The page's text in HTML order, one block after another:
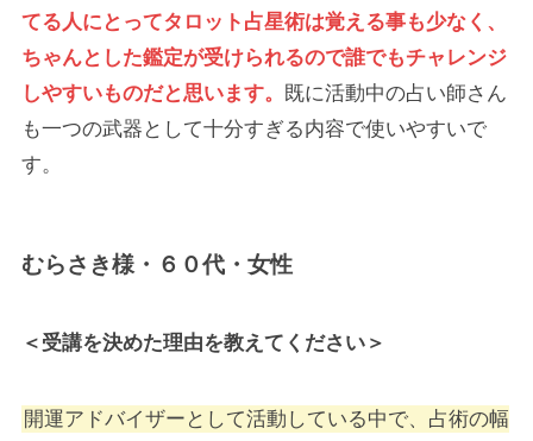
てる人にとってタロット占星術は覚える事も少なく、
ちゃんとした鑑定が受けられるので誰でもチャレンジ
しやすいものだと思います。
既に活動中の占い師さん
も一つの武器として十分すぎる内容で使いやすいで
す。
むらさき様・６０代・女性
＜受講を決めた理由を教えてください＞
開運アドバイザーとして活動している中で、占術の幅